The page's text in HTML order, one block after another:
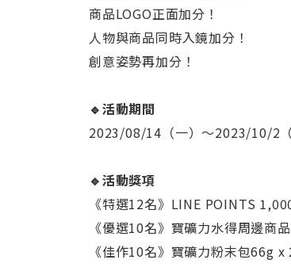
商品LOGO正面加分！
人物與商品同時入鏡加分！
創意姿勢再加分！
🔹活動期間
2023/08/14（一）～2023/10/2（
🔹活動獎項
《特選12名》LINE POINTS
《優選10名》寶礦力水得周邊商品
《佳作10名》寶礦力粉末包66g x